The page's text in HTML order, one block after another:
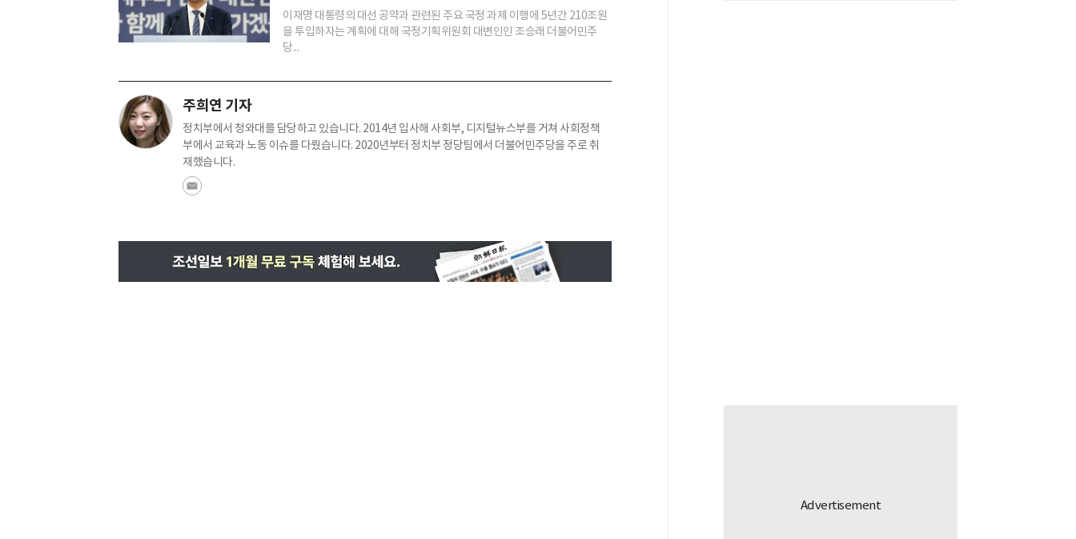
이재명 대통령의 대선 공약과 관련된 주요 국정 과제 이행에 5년간 210조원
을 투입하자는 계획에 대해 국정기획위원회 대변인인 조승래 더불어민주
당...
주희연 기자
정치부에서 청와대를 담당하고 있습니다. 2014년 입사해 사회부, 디지털뉴스부를 거쳐 사회정책
부에서 교육과 노동 이슈를 다뤘습니다. 2020년부터 정치부 정당팀에서 더불어민주당을 주로 취
재했습니다.